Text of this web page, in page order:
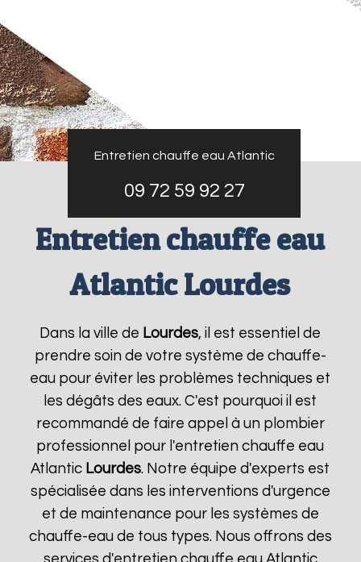
Entretien chauffe eau Atlantic
09 72 59 92 27
Entretien chauffe eau
Atlantic Lourdes
Dans la ville de Lourdes, il est essentiel de
prendre soin de votre système de chauffe-
eau pour éviter les problèmes techniques et
les dégâts des eaux. C'est pourquoi il est
recommandé de faire appel à un plombier
professionnel pour l'entretien chauffe eau
Atlantic Lourdes. Notre équipe d'experts est
spécialisée dans les interventions d'urgence
et de maintenance pour les systèmes de
chauffe-eau de tous types. Nous offrons des